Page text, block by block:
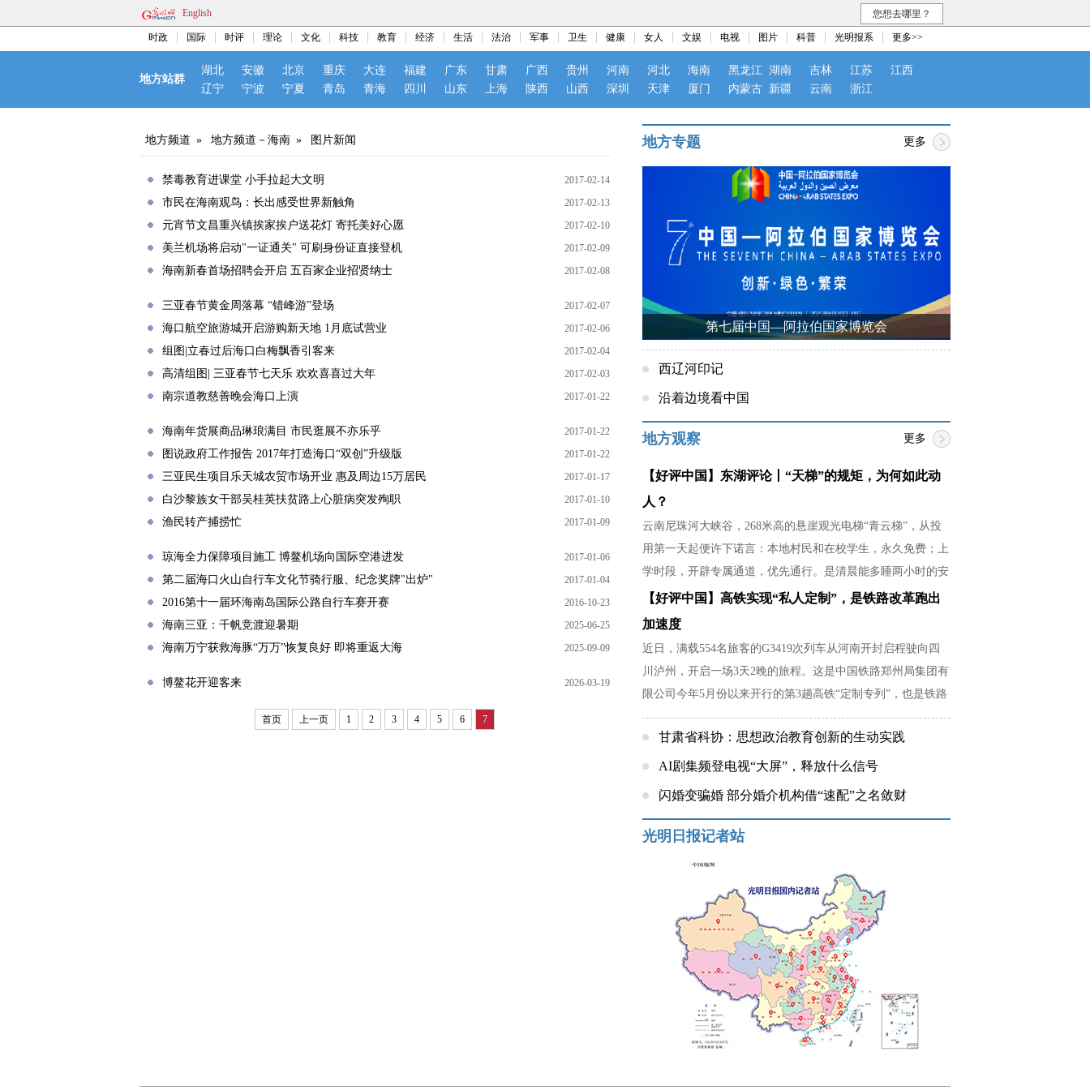
English 您想去哪里？
时政 国际 时评 理论 文化 科技 教育 经济 生活 法治 军事 卫生 健康 女人 文娱 电视 图片 科普 光明报系 更多>>
地方站群
湖北 安徽 北京 重庆 大连 福建 广东 甘肃 广西 贵州 河南 河北 海南 黑龙江 湖南 吉林 江苏
江西
辽宁
宁波 宁夏 青岛 青海 四川 山东 上海 陕西 山西 深圳 天津 厦门 内蒙古 新疆 云南 浙江
地方频道 » 地方频道－海南 » 图片新闻
禁毒教育进课堂 小手拉起大文明 2017-02-14
市民在海南观鸟：长出感受世界新触角 2017-02-13
元宵节文昌重兴镇挨家挨户送花灯 寄托美好心愿 2017-02-10
美兰机场将启动"一证通关" 可刷身份证直接登机 2017-02-09
海南新春首场招聘会开启 五百家企业招贤纳士 2017-02-08
三亚春节黄金周落幕 “错峰游”登场 2017-02-07
海口航空旅游城开启游购新天地 1月底试营业 2017-02-06
组图|立春过后海口白梅飘香引客来 2017-02-04
高清组图| 三亚春节七天乐 欢欢喜喜过大年 2017-02-03
南宗道教慈善晚会海口上演 2017-01-22
海南年货展商品琳琅满目 市民逛展不亦乐乎 2017-01-22
图说政府工作报告 2017年打造海口“双创”升级版 2017-01-22
三亚民生项目乐天城农贸市场开业 惠及周边15万居民 2017-01-17
白沙黎族女干部吴桂英扶贫路上心脏病突发殉职 2017-01-10
渔民转产捕捞忙 2017-01-09
琼海全力保障项目施工 博鳌机场向国际空港进发 2017-01-06
第二届海口火山自行车文化节骑行服、纪念奖牌"出炉" 2017-01-04
2016第十一届环海南岛国际公路自行车赛开赛 2016-10-23
海南三亚：千帆竞渡迎暑期 2025-06-25
海南万宁获救海豚“万万”恢复良好 即将重返大海 2025-09-09
博鳌花开迎客来 2026-03-19
首页 上一页 1 2 3 4 5 6 7
地方专题 更多
第七届中国—阿拉伯国家博览会
西辽河印记
沿着边境看中国
地方观察 更多
【好评中国】东湖评论丨“天梯”的规矩，为何如此动
人？
云南尼珠河大峡谷，268米高的悬崖观光电梯“青云梯”，从投
用第一天起便许下诺言：本地村民和在校学生，永久免费；上
学时段，开辟专属通道，优先通行。是清晨能多睡两小时的安
稳，是暴雨天不必紧贴湿滑崖壁的释然，是放学后还有余力帮
家里分担农活的从容。
【好评中国】高铁实现“私人定制”，是铁路改革跑出
加速度
近日，满载554名旅客的G3419次列车从河南开封启程驶向四
川泸州，开启一场3天2晚的旅程。这是中国铁路郑州局集团有
限公司今年5月份以来开行的第3趟高铁“定制专列”，也是铁路
部门精准对接市场需求的生动实践。
甘肃省科协：思想政治教育创新的生动实践
AI剧集频登电视“大屏”，释放什么信号
闪婚变骗婚 部分婚介机构借“速配”之名敛财
光明日报记者站